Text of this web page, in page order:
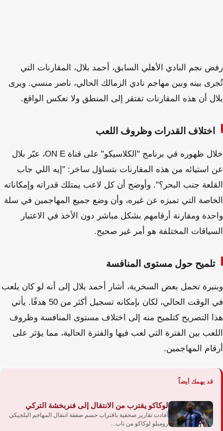
رفض نجم النادي الأهلي السابق، أحمد بلال، المقارنات التي
تُجرى بينه وبين مهاجم نادي الزمالك الحالي، ناصر منسي. ويرى
بلال أن هذه المقارنات تفتقر إلى المنطق ولا تعكس الواقع.
اختلاف القدرات وظروف اللعب
خلال ظهوره في برنامج "الكلاسيكو" على قناة ON E، عبّر بلال
عن استيائه من هذه المقارنات بتساؤل ساخر: "إيه اللي جاب
القلعة جنب البحر؟". وأوضح أن كل لاعب يمتلك قدراته وإمكاناته
الخاصة التي تميزه عن غيره، وأن وضع جميع المهاجمين في سلة
واحدة ومقارنة أرقامهم بشكل مباشر دون الأخذ في الاعتبار
السياقات المختلفة هو أمر غير صحيح.
تلميح حول مستوى المنافسة
وبنبرة تحمل بعض السخرية، أشار أحمد بلال إلى أنه لو كان يلعب
في الوقت الحالي، لكان بإمكانه تسجيل أكثر من 50 هدفًا. يأتي
هذا التصريح كتلميح منه إلى اختلاف مستوى المنافسة وظروف
اللعب بين الفترة التي لعب فيها والفترة الحالية، مما يؤثر على
أرقام المهاجمين.
قد يهمك أيضاً
لوكاكو يقترب من الانتقال إلى فنربخشة التركي
أفادت تقارير صحفية باقتراب حسم صفقة انتقال المهاجم البلجيكي
روميلو لوكاكو من ناب...